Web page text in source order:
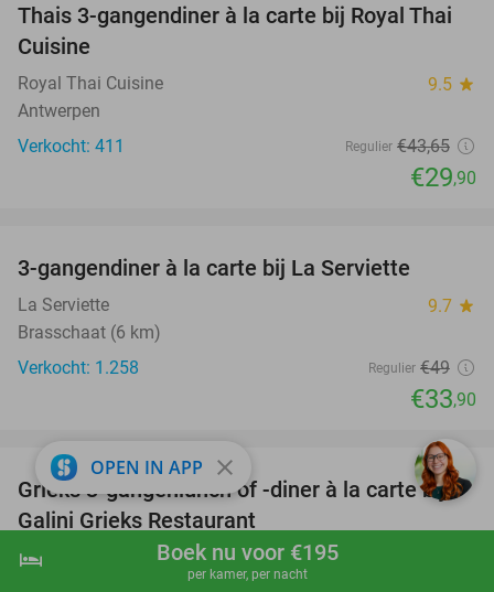
shopping_cart Boek nu
hotel Boek nu voor €195
per kamer, per nacht
32%
Thais 3-gangendiner à la carte bij Royal Thai
Cuisine
Royal Thai Cuisine 9.5 star
Antwerpen
Verkocht: 411
Regulier €43,65
€29,90
3-gangendiner à la carte bij La Serviette
La Serviette 9.7 star
Brasschaat (6 km)
Verkocht: 1.258
Regulier €49
€33,90
34%
favorite_border
Grieks 3-gangenlunch of -diner à la carte bij
Galini Grieks Restaurant
Galini Grieks Restaurant
OPEN IN APP close